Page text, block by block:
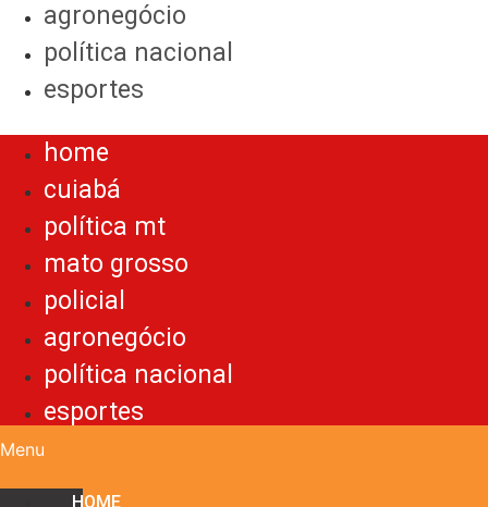
agronegócio
política nacional
esportes
home
cuiabá
política mt
mato grosso
policial
agronegócio
política nacional
esportes
Menu
HOME